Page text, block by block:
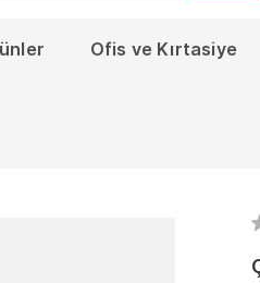
Ofis ve Kırtasiye